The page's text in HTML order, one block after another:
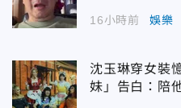
16小時前 娛樂
沈玉琳穿女裝
妹」告白：陪